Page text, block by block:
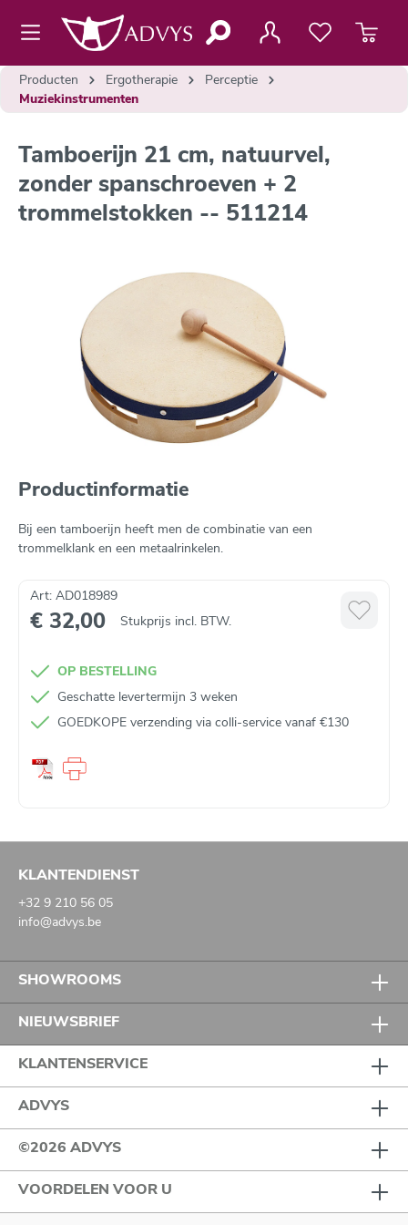
hoofdinhoud
Producten Ergotherapie
Perceptie
Muziekinstrumenten
Tamboerijn 21 cm, natuurvel,
zonder spanschroeven + 2
trommelstokken -- 511214
Productinformatie
Bij een tamboerijn heeft men de combinatie van een
trommelklank en een metaalrinkelen.
Art: AD018989
€ 32,00 Stukprijs incl. BTW.
OP BESTELLING
Geschatte levertermijn 3 weken
GOEDKOPE verzending via colli-service vanaf €130
KLANTENDIENST
+32 9 210 56 05
info@advys.be
SHOWROOMS
NIEUWSBRIEF
KLANTENSERVICE
ADVYS
©2026 ADVYS
VOORDELEN VOOR U